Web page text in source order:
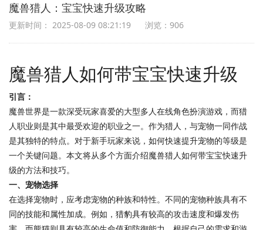
魔兽猎人：宝宝快速升级攻略
更新时间： 2025-08-09 08:21:19 浏览：906
魔兽猎人如何带宝宝快速升级
引言：
魔兽世界是一款深受玩家喜爱的大型多人在线角色扮演游戏，而猎
人职业则是其中最受欢迎的职业之一。作为猎人，与宠物一同作战
是其独特的特点。对于新手玩家来说，如何快速提升宠物的等级是
一个关键问题。本文将从多个方面介绍魔兽猎人如何带宝宝快速升
级的方法和技巧。
一、宠物选择
在选择宠物时，应考虑宠物的种族和特性。不同的宠物种族具有不
同的技能和属性加成。例如，猎豹具有较高的攻击速度和爆发伤